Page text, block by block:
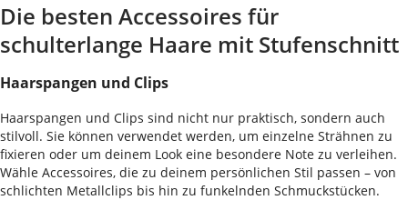
Die besten Accessoires für
schulterlange Haare mit Stufenschnitt
Haarspangen und Clips
Haarspangen und Clips sind nicht nur praktisch, sondern auch
stilvoll. Sie können verwendet werden, um einzelne Strähnen zu
fixieren oder um deinem Look eine besondere Note zu verleihen.
Wähle Accessoires, die zu deinem persönlichen Stil passen – von
schlichten Metallclips bis hin zu funkelnden Schmuckstücken.